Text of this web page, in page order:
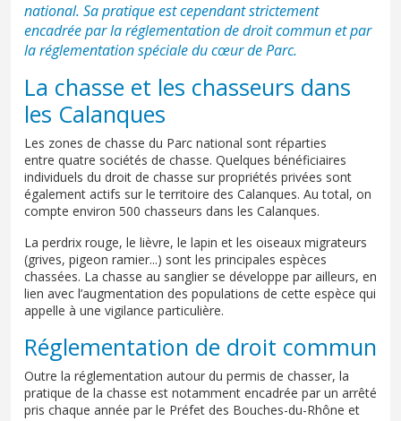
national. Sa pratique est cependant strictement
encadrée par la réglementation de droit commun et par
la réglementation spéciale du cœur de Parc.
La chasse et les chasseurs dans
les Calanques
Les zones de chasse du Parc national sont réparties
entre quatre sociétés de chasse. Quelques bénéficiaires
individuels du droit de chasse sur propriétés privées sont
également actifs sur le territoire des Calanques. Au total, on
compte environ 500 chasseurs dans les Calanques.
La perdrix rouge, le lièvre, le lapin et les oiseaux migrateurs
(grives, pigeon ramier...) sont les principales espèces
chassées. La chasse au sanglier se développe par ailleurs, en
lien avec l’augmentation des populations de cette espèce qui
appelle à une vigilance particulière.
Réglementation de droit commun
Outre la réglementation autour du permis de chasser, la
pratique de la chasse est notamment encadrée par un arrêté
pris chaque année par le Préfet des Bouches-du-Rhône et